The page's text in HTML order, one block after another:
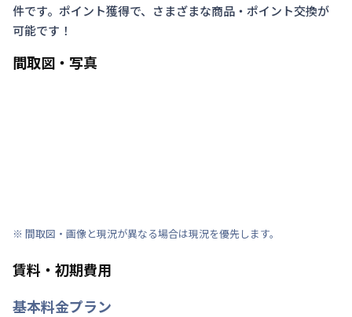
件です。ポイント獲得で、さまざまな商品・ポイント交換が
可能です！
間取図・写真
※ 間取図・画像と現況が異なる場合は現況を優先します。
賃料・初期費用
基本料金プラン